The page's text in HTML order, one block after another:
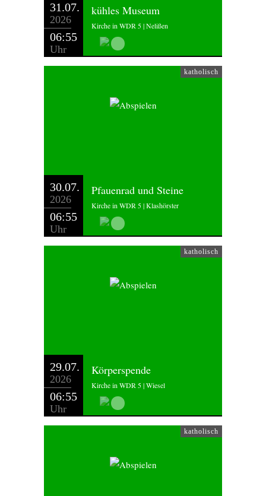
31.07.
2026
06:55
Uhr
kühles Museum
Kirche in WDR 5 | Nelißen
katholisch
30.07.
2026
06:55
Uhr
Pfauenrad und Steine
Kirche in WDR 5 | Klashörster
katholisch
29.07.
2026
06:55
Uhr
Körperspende
Kirche in WDR 5 | Wiesel
katholisch